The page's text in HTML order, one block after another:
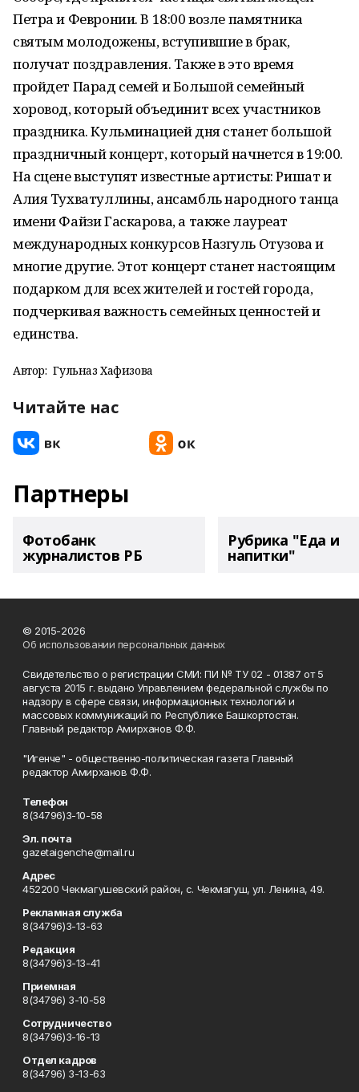
Петра и Февронии. В 18:00 возле памятника
святым молодожены, вступившие в брак,
получат поздравления. Также в это время
пройдет Парад семей и Большой семейный
хоровод, который объединит всех участников
праздника. Кульминацией дня станет большой
праздничный концерт, который начнется в 19:00.
На сцене выступят известные артисты: Ришат и
Алия Тухватуллины, ансамбль народного танца
имени Файзи Гаскарова, а также лауреат
международных конкурсов Назгуль Отузова и
многие другие. Этот концерт станет настоящим
подарком для всех жителей и гостей города,
подчеркивая важность семейных ценностей и
единства.
Автор: Гульназ Хафизова
Читайте нас
Партнеры
Фотобанк
журналистов РБ
Рубрика "Еда и
напитки"
© 2015-2026
Об использовании персональных данных
Свидетельство о регистрации СМИ: ПИ № ТУ 02 - 01387 от 5
августа 2015 г. выдано Управлением федеральной службы по
надзору в сфере связи, информационных технологий и
массовых коммуникаций по Республике Башкортостан.
Главный редактор Амирханов Ф.Ф.
"Игенче" - общественно-политическая газета Главный
редактор Амирханов Ф.Ф.
Телефон
8(34796)3-10-58
Эл. почта
gazetaigenche@mail.ru
Адрес
452200 Чекмагушевский район, с. Чекмагуш, ул. Ленина, 49.
Рекламная служба
8(34796)3-13-63
Редакция
8(34796)3-13-41
Приемная
8(34796) 3-10-58
Сотрудничество
8(34796)3-16-13
Отдел кадров
8(34796) 3-13-63